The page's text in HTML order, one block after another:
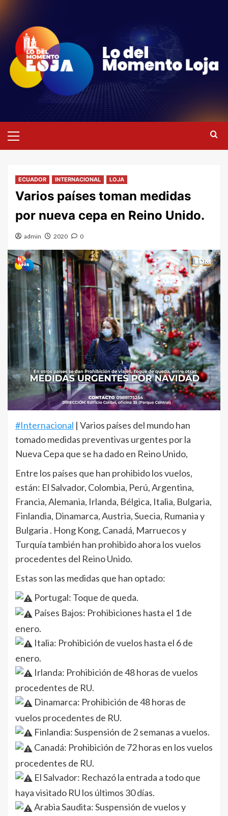
contenido
primario
ECUADOR INTERNACIONAL LOJA
Varios países toman medidas
por nueva cepa en Reino Unido.
admin 2020 0
#Internacional | Varios países del mundo han
tomado medidas preventivas urgentes por la
Nueva Cepa que se ha dado en Reino Unido,
Entre los países que han prohibido los vuelos,
están: El Salvador, Colombia, Perú, Argentina,
Francia, Alemania, Irlanda, Bélgica, Italia, Bulgaria,
Finlandia, Dinamarca, Austria, Suecia, Rumania y
Bulgaria . Hong Kong, Canadá, Marruecos y
Turquía también han prohibido ahora los vuelos
procedentes del Reino Unido.
Estas son las medidas que han optado:
Portugal: Toque de queda.
Países Bajos: Prohibiciones hasta el 1 de
enero.
Italia: Prohibición de vuelos hasta el 6 de
enero.
Irlanda: Prohibición de 48 horas de vuelos
procedentes de RU.
Dinamarca: Prohibición de 48 horas de
vuelos procedentes de RU.
Finlandia: Suspensión de 2 semanas a vuelos.
Canadá: Prohibición de 72 horas en los vuelos
procedentes de RU.
El Salvador: Rechazó la entrada a todo que
haya visitado RU los últimos 30 días.
Arabia Saudita: Suspensión de vuelos y